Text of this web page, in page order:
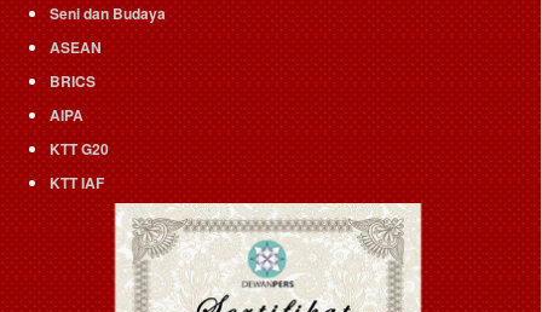
Seni dan Budaya
ASEAN
BRICS
AIPA
KTT G20
KTT IAF